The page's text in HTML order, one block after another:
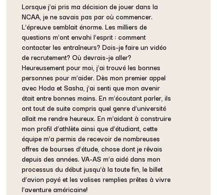
Lorsque j’ai pris ma décision de jouer dans la
NCAA, je ne savais pas par où commencer.
L’épreuve semblait énorme. Les milliers de
questions m’ont envahi l’esprit : comment
contacter les entraîneurs? Dois-je faire un vidéo
de recrutement? Où devrais-je aller?
Heureusement pour moi, j’ai trouvé les bonnes
personnes pour m’aider. Dès mon premier appel
avec Hoda et Sasha, j’ai senti que mon avenir
était entre bonnes mains. En m’écoutant parler, ils
ont tout de suite compris quel genre d’université
allait me rendre heureux. En m’aidant à construire
mon profil d’athlète ainsi que d’étudiant, cette
équipe m’a permis de recevoir de nombreuses
offres de bourses d’étude, chose dont je rêvais
depuis des années. VA-AS m’a aidé dans mon
processus du début jusqu’à la toute fin, le billet
d’avion payé et les valises remplies prêtes à vivre
l’aventure américaine!